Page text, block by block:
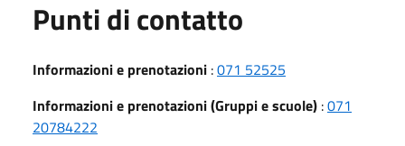
Punti di contatto
Informazioni e prenotazioni :071 52525
Informazioni e prenotazioni (Gruppi e scuole) :071
20784222